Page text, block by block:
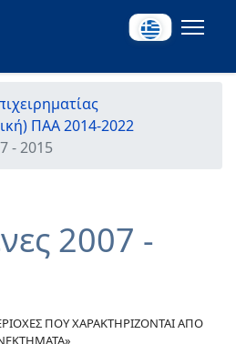
ΠΑΑ 2014-2022
- 2015
2007 -
ΠΟΥ ΧΑΡΑΚΤΗΡΙΖΟΝΤΑΙ ΑΠΟ